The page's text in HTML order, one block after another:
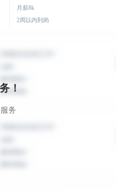
月薪8k
2周以内到岗
！
务